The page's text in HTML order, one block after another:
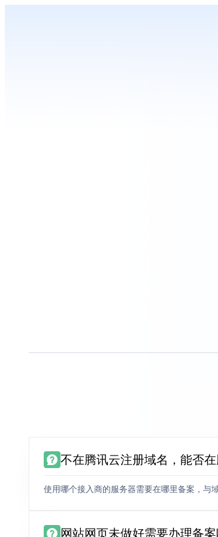
不在腾讯云注册域名，能否
使用哪个接入商的服务器需要在哪里备案，与
网站网页未做好需要办理备案